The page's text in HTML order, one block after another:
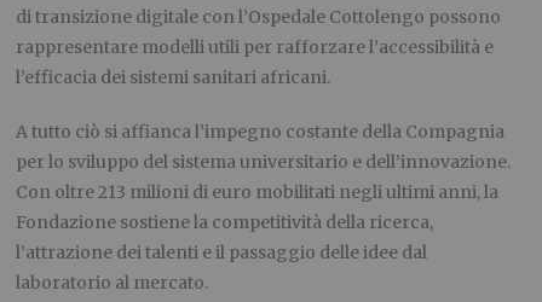
di transizione digitale con l’Ospedale Cottolengo possono
rappresentare modelli utili per rafforzare l’accessibilità e
l’efficacia dei sistemi sanitari africani.
A tutto ciò si affianca l’impegno costante della Compagnia
per lo sviluppo del sistema universitario e dell’innovazione.
Con oltre 213 milioni di euro mobilitati negli ultimi anni, la
Fondazione sostiene la competitività della ricerca,
l’attrazione dei talenti e il passaggio delle idee dal
laboratorio al mercato.